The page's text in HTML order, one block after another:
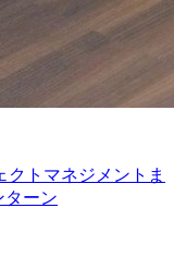
クトマネジメントま
ターン